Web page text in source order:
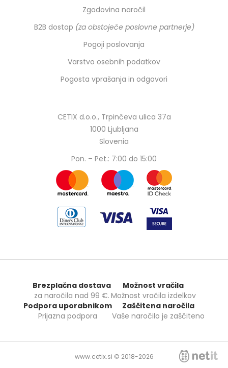
Zgodovina naročil
B2B dostop (za obstoječe poslovne partnerje)
Pogoji poslovanja
Varstvo osebnih podatkov
Pogosta vprašanja in odgovori
CETIX d.o.o., Trpinčeva ulica 37a
1000 Ljubljana
Slovenia
Pon. – Pet.: 7:00 do 15:00
Brezplačna dostava
za naročila nad 99 €.
Možnost vračila
Možnost vračila izdelkov
Podpora uporabnikom
Prijazna podpora
Zaščitena naročila
Vaše naročilo je zaščiteno
www.cetix.si © 2018-2026